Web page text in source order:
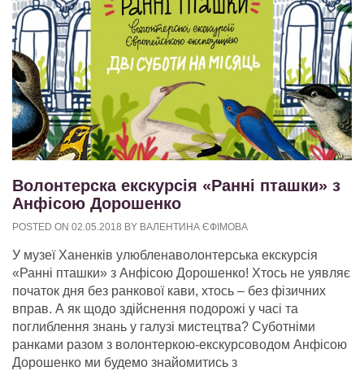
Волонтерска екскурсія «Ранні пташки» з
Анфісою Дорошенко
POSTED ON 02.05.2018 BY ВАЛЕНТИНА ЄФІМОВА
У музеї Ханенків улюбленаволонтерська екскурсія
«Ранні пташки» з Анфісою Дорошенко! Хтось не уявляє
початок дня без ранкової кави, хтось – без фізичних
вправ. А як щодо здійснення подорожі у часі та
поглиблення знань у галузі мистецтва? Суботніми
ранками разом з волонтеркою-екскурсоводом Анфісою
Дорошенко ми будемо знайомитись з